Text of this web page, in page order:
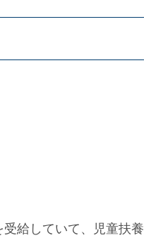
給していて、児童扶養